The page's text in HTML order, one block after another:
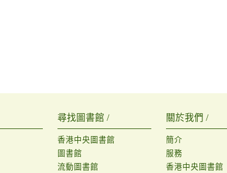
尋找圖書館 /
香港中央圖書館
圖書館
流動圖書館
關於我們 /
簡介
服務
香港中央圖書館